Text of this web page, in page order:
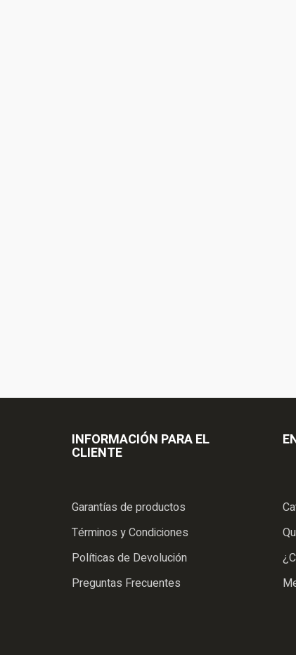
INFORMACIÓN PARA EL
CLIENTE
Garantías de productos
Términos y Condiciones
Políticas de Devolución
Preguntas Frecuentes